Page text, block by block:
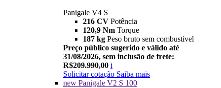
Panigale V4 S
216 CV Potência
120,9 Nm Torque
187 kg Peso bruto sem combustível
Preço público sugerido e válido até
31/08/2026, sem inclusão de frete:
R$209.990,00 i
Solicitar cotação Saiba mais
new Panigale V2 S 100